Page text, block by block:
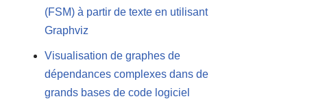
(FSM) à partir de texte en utilisant
Graphviz
Visualisation de graphes de
dépendances complexes dans de
grands bases de code logiciel